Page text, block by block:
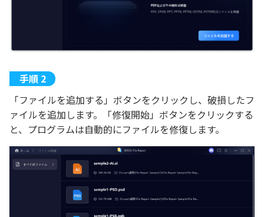
「ファイルを追加する」ボタンをクリックし、破損したフ
ァイルを追加します。「修復開始」ボタンをクリックする
と、プログラムは自動的にファイルを修復します。